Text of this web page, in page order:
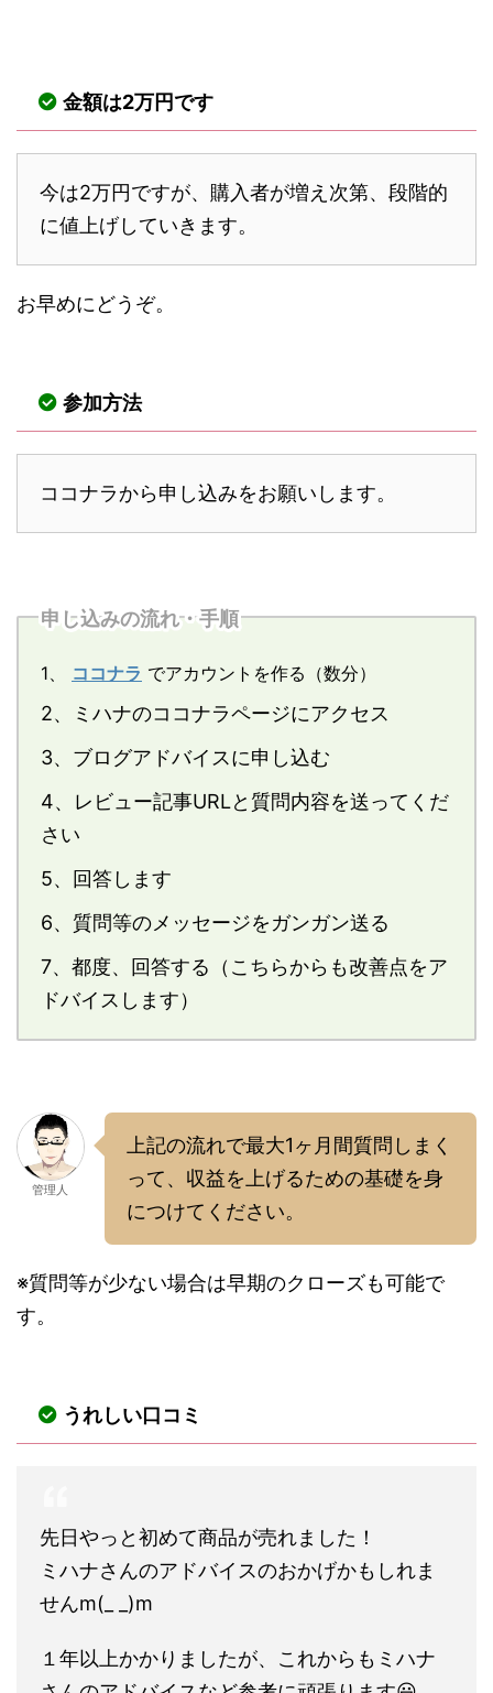
金額は2万円です
今は2万円ですが、購入者が増え次第、段階的
に値上げしていきます。
お早めにどうぞ。
参加方法
ココナラから申し込みをお願いします。
申し込みの流れ・手順
1、 ココナラ でアカウントを作る（数分）
2、ミハナのココナラページにアクセス
3、ブログアドバイスに申し込む
4、レビュー記事URLと質問内容を送ってくだ
さい
5、回答します
6、質問等のメッセージをガンガン送る
7、都度、回答する（こちらからも改善点をア
ドバイスします）
管理人
上記の流れで最大1ヶ月間質問しまく
って、収益を上げるための基礎を身
につけてください。
※質問等が少ない場合は早期のクローズも可能で
す。
うれしい口コミ
先日やっと初めて商品が売れました！
ミハナさんのアドバイスのおかげかもしれま
せんm(_ _)m
１年以上かかりましたが、これからもミハナ